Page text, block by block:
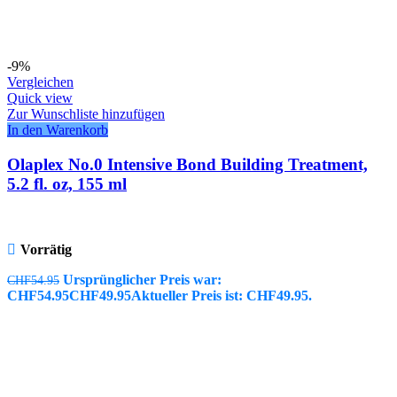
-9%
Vergleichen
Quick view
Zur Wunschliste hinzufügen
In den Warenkorb
Olaplex No.0 Intensive Bond Building Treatment,
5.2 fl. oz, 155 ml
Vorrätig
CHF54.95 Ursprünglicher Preis war:
CHF54.95CHF49.95Aktueller Preis ist: CHF49.95.